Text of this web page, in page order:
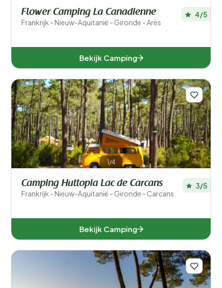
Zwemmen
Algemeen
Flower Camping La Canadienne
Frankrijk - Nieuw-Aquitanië - Gironde - Arès
4/5
Bekijk Camping
1/4
Camping Huttopia Lac de Carcans
Frankrijk - Nieuw-Aquitanië - Gironde - Carcans
3/5
Bekijk Camping